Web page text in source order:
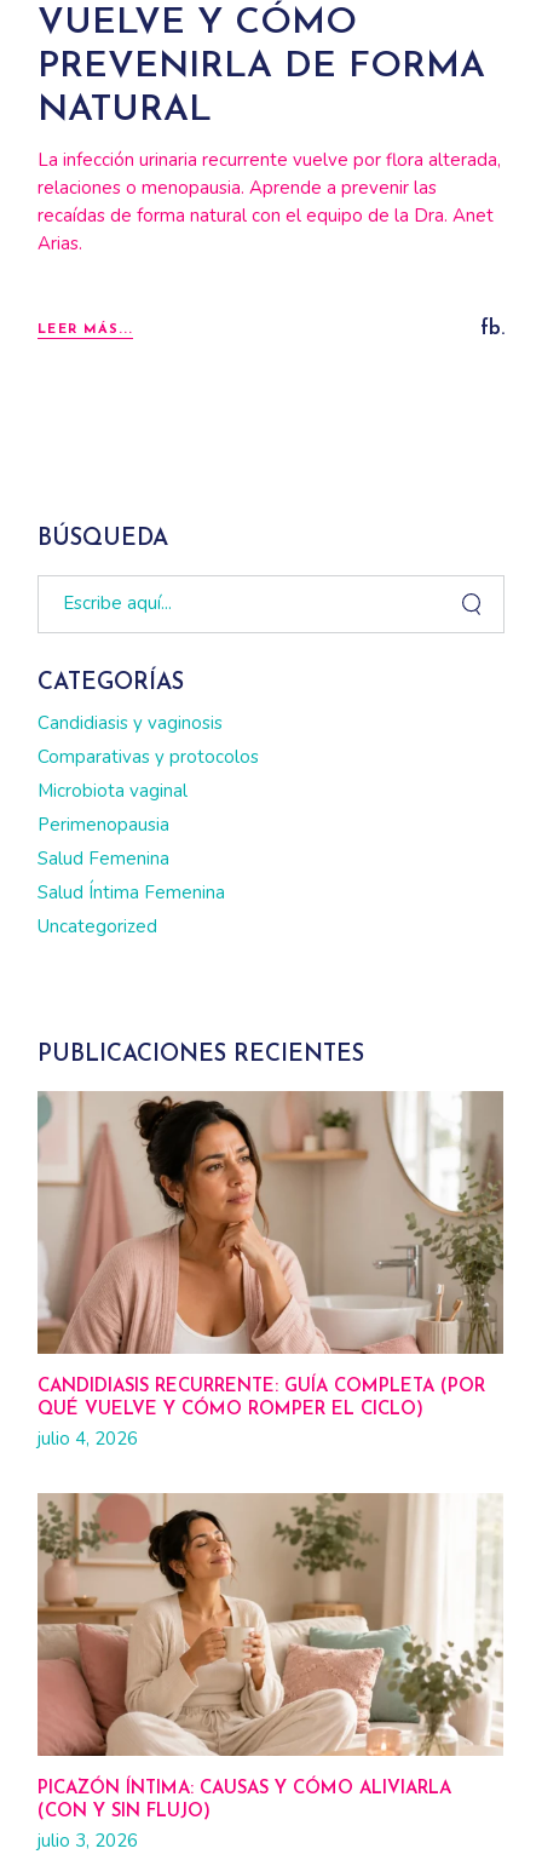
VUELVE Y CÓMO
PREVENIRLA DE FORMA
NATURAL
La infección urinaria recurrente vuelve por flora alterada,
relaciones o menopausia. Aprende a prevenir las
recaídas de forma natural con el equipo de la Dra. Anet
Arias.
LEER MÁS... fb.
BÚSQUEDA
Search
CATEGORÍAS
Candidiasis y vaginosis
Comparativas y protocolos
Microbiota vaginal
Perimenopausia
Salud Femenina
Salud Íntima Femenina
Uncategorized
PUBLICACIONES RECIENTES
CANDIDIASIS RECURRENTE: GUÍA COMPLETA (POR
QUÉ VUELVE Y CÓMO ROMPER EL CICLO)
julio 4, 2026
PICAZÓN ÍNTIMA: CAUSAS Y CÓMO ALIVIARLA
(CON Y SIN FLUJO)
julio 3, 2026